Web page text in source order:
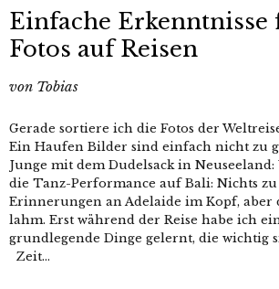
Einfache Erkenntnisse
Fotos auf Reisen
von Tobias
Gerade sortiere ich die Fotos der
Ein Haufen Bilder sind einfach nicht zu
Junge mit dem Dudelsack in
die Tanz-Performance auf Bali: Nichts
Erinnerungen an Adelaide im Kopf, aber
lahm. Erst während der Reise habe ich
grundlegende Dinge gelernt, die wichtig
Zeit...